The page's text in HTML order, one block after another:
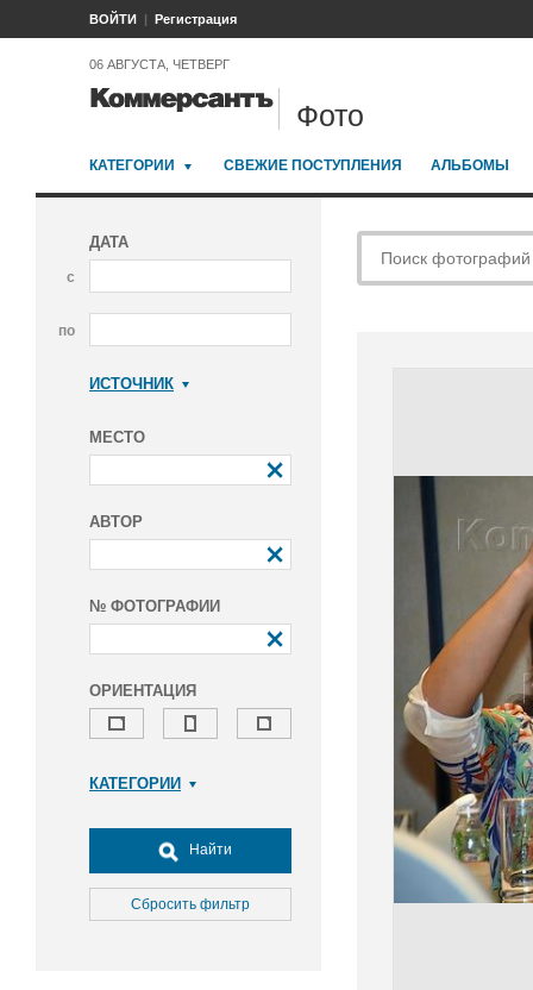
ВОЙТИ Регистрация
06 АВГУСТА, ЧЕТВЕРГ
Фото
КАТЕГОРИИ СВЕЖИЕ ПОСТУПЛЕНИЯ АЛЬБОМЫ
ДАТА
с
по
ИСТОЧНИК
МЕСТО
АВТОР
№ ФОТОГРАФИИ
ОРИЕНТАЦИЯ
КАТЕГОРИИ
Досуг, туризм и отдых
Культура
Медицина
Найти
Сбросить фильтр